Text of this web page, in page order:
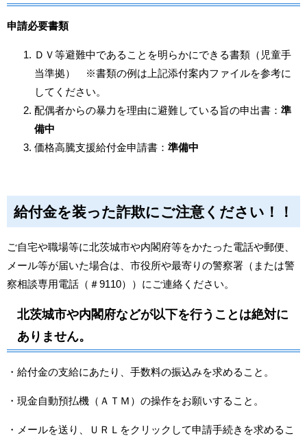
申請必要書類
ＤＶ等避難中であることを明らかにできる書類（児童手
当準拠） ※書類の例は上記添付案内ファイルを参考に
してください。
配偶者からの暴力を理由に避難している旨の申出書： 準
備中
価格高騰支援給付金申請書： 準備中
給付金を装った詐欺にご注意ください！！
ご自宅や職場等に北茨城市や内閣府等をかたった電話や郵便、
メール等が届いた場合は、市役所や最寄りの警察署（または警
察相談専用電話（＃9110））にご連絡ください。
北茨城市や内閣府などが以下を行うことは絶対に
ありません。
・給付金の支給にあたり、手数料の振込みを求めること。
・現金自動預払機（ＡＴＭ）の操作をお願いすること。
・メールを送り、ＵＲＬをクリックして申請手続きを求めるこ